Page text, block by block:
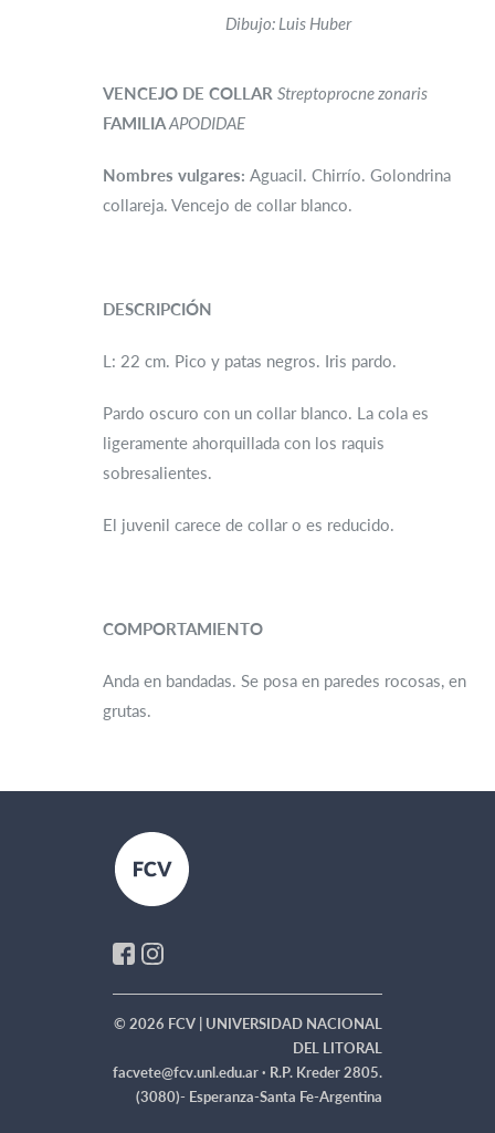
Dibujo: Luis Huber
VENCEJO DE COLLAR Streptoprocne zonaris
FAMILIAAPODIDAE
Nombres vulgares: Aguacil. Chirrío. Golondrina
collareja. Vencejo de collar blanco.
DESCRIPCIÓN
L: 22 cm. Pico y patas negros. Iris pardo.
Pardo oscuro con un collar blanco. La cola es
ligeramente ahorquillada con los raquis
sobresalientes.
El juvenil carece de collar o es reducido.
COMPORTAMIENTO
Anda en bandadas. Se posa en paredes rocosas, en
grutas.
© 2026 FCV | UNIVERSIDAD NACIONAL
DEL LITORAL
facvete@fcv.unl.edu.ar · R.P. Kreder 2805.
(3080)- Esperanza-Santa Fe-Argentina